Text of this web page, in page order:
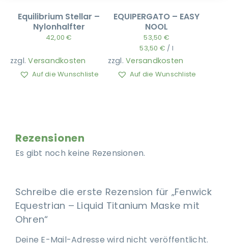
Equilibrium Stellar –
Nylonhalfter
42,00€
zzgl.Versandkosten
Auf die Wunschliste
EQUIPERGATO – EASY
NOOL
53,50 €
53,50 € / l
zzgl.Versandkosten
Auf die Wunschliste
Rezensionen
Es gibt noch keine Rezensionen.
Schreibe die erste Rezension für „Fenwick
Equestrian – Liquid Titanium Maske mit
Ohren“
Deine E-Mail-Adresse wird nicht veröffentlicht.